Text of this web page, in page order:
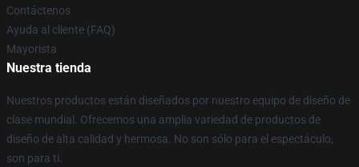
Contáctenos
Ayuda al cliente (FAQ)
Mayorista
Nuestra tienda
Nuestros productos están diseñados por nuestro equipo de diseño de
clase mundial. Ofrecemos una amplia variedad de productos de
diseño de alta calidad y hermosa. No son sólo para el espectáculo,
son para ti.